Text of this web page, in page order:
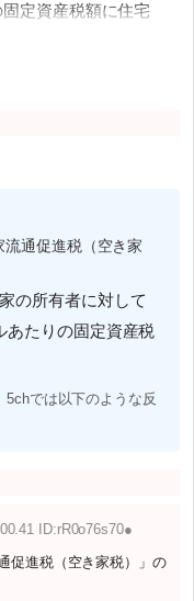
定資産税額に住宅
通促進税（空き家
の所有者に対して
あたりの固定資産税
では以下のような反
ID:rR0o76s70●
促進税（空き家税）」の